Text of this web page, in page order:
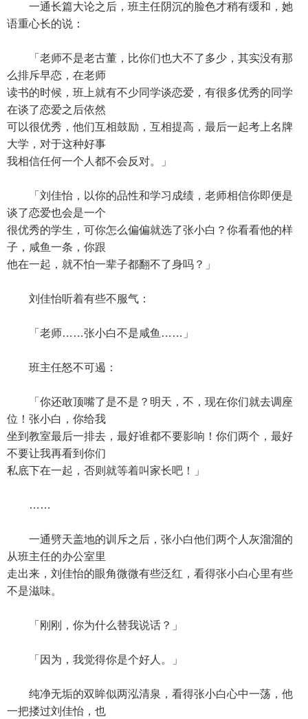
一通长篇大论之后，班主任阴沉的脸色才稍有缓和，她
语重心长的说：
「老师不是老古董，比你们也大不了多少，其实没有那
么排斥早恋，在老师
读书的时候，班上就有不少同学谈恋爱，有很多优秀的同学
在谈了恋爱之后依然
可以很优秀，他们互相鼓励，互相提高，最后一起考上名牌
大学，对于这种好事
我相信任何一个人都不会反对。」
「刘佳怡，以你的品性和学习成绩，老师相信你即便是
谈了恋爱也会是一个
很优秀的学生，可你怎么偏偏就选了张小白？你看看他的样
子，咸鱼一条，你跟
他在一起，就不怕一辈子都翻不了身吗？」
刘佳怡听着有些不服气：
「老师……张小白不是咸鱼……」
班主任怒不可遏：
「你还敢顶嘴了是不是？明天，不，现在你们就去调座
位！张小白，你给我
坐到教室最后一排去，最好谁都不要影响！你们两个，最好
不要让我再看到你们
私底下在一起，否则就等着叫家长吧！」
……
一通劈天盖地的训斥之后，张小白他们两个人灰溜溜的
从班主任的办公室里
走出来，刘佳怡的眼角微微有些泛红，看得张小白心里有些
不是滋味。
「刚刚，你为什么替我说话？」
「因为，我觉得你是个好人。」
纯净无垢的双眸似两泓清泉，看得张小白心中一荡，他
一把搂过刘佳怡，也